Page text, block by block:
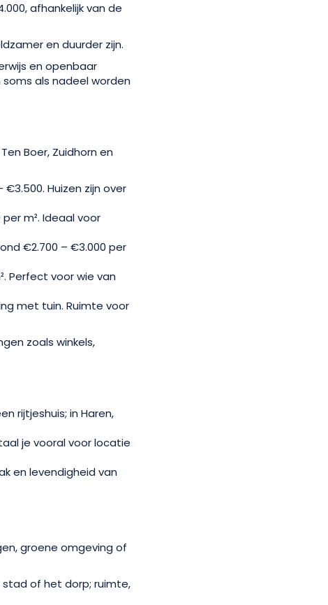
afhankelijk van de
en duurder zijn.
en openbaar
als nadeel worden
Boer, Zuidhorn en
Huizen zijn over
m². Ideaal voor
€2.700 – €3.000 per
Perfect voor wie van
met tuin. Ruimte voor
zoals winkels,
rijtjeshuis; in Haren,
je vooral voor locatie
en levendigheid van
groene omgeving of
stad of het dorp; ruimte,